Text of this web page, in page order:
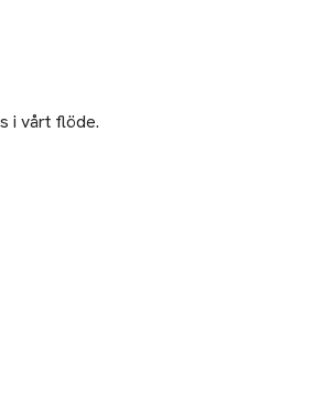
i vårt flöde.